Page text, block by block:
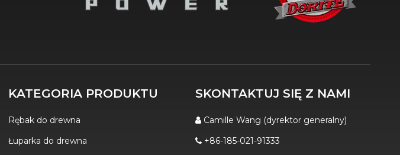
KATEGORIA PRODUKTU
Rębak do drewna
Łuparka do drewna
SKONTAKTUJ SIĘ Z NAMI
 Camille Wang (dyrektor generalny)
 +86-185-021-91333